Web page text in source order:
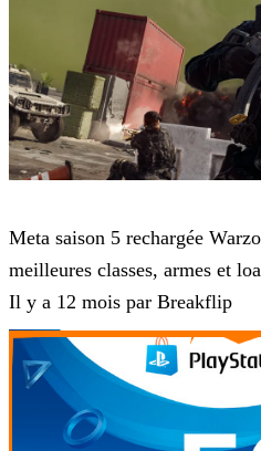
Meta saison 5 rechargée
meilleures classes, armes et
Il y a 12 mois par Breakflip